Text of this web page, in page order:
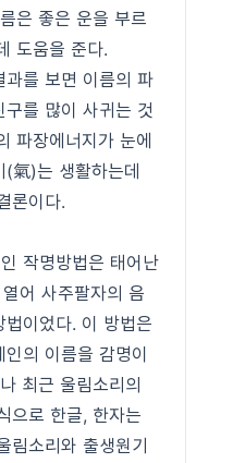
은 좋은 운을 부르
도움을 준다.
과를 보면 이름의 파
를 많이 사귀는 것
파장에너지가 눈에
氣)는 생활하는데
론이다.
작명방법은 태어난
어 사주팔자의 음
이었다. 이 방법은
의 이름을 감명이
최근 울림소리의
으로 한글, 한자는
림소리와 출생원기